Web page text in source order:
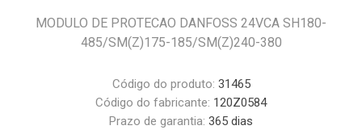
MODULO DE PROTECAO DANFOSS 24VCA SH180-
485/SM(Z)175-185/SM(Z)240-380
Código do produto: 31465
Código do fabricante: 120Z0584
Prazo de garantia: 365 dias